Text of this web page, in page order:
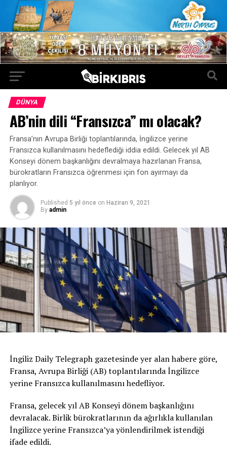
DÜNYA
AB’nin dili “Fransızca” mı olacak?
Fransa’nın Avrupa Birliği toplantılarında, İngilizce yerine
Fransızca kullanılmasını hedeflediği iddia edildi. Gelecek yıl AB
Konseyi dönem başkanlığını devralmaya hazırlanan Fransa,
bürokratların Fransızca öğrenmesi için fon ayırmayı da
planlıyor.
Published 5 yıl önce on Haziran 9, 2021
By admin
İngiliz Daily Telegraph gazetesinde yer alan habere göre,
Fransa, Avrupa Birliği (AB) toplantılarında İngilizce
yerine Fransızca kullanılmasını hedefliyor.
Fransa, gelecek yıl AB Konseyi dönem başkanlığını
devralacak. Birlik bürokratlarının da ağırlıkla kullanılan
İngilizce yerine Fransızca’ya yönlendirilmek istendiği
ifade edildi.